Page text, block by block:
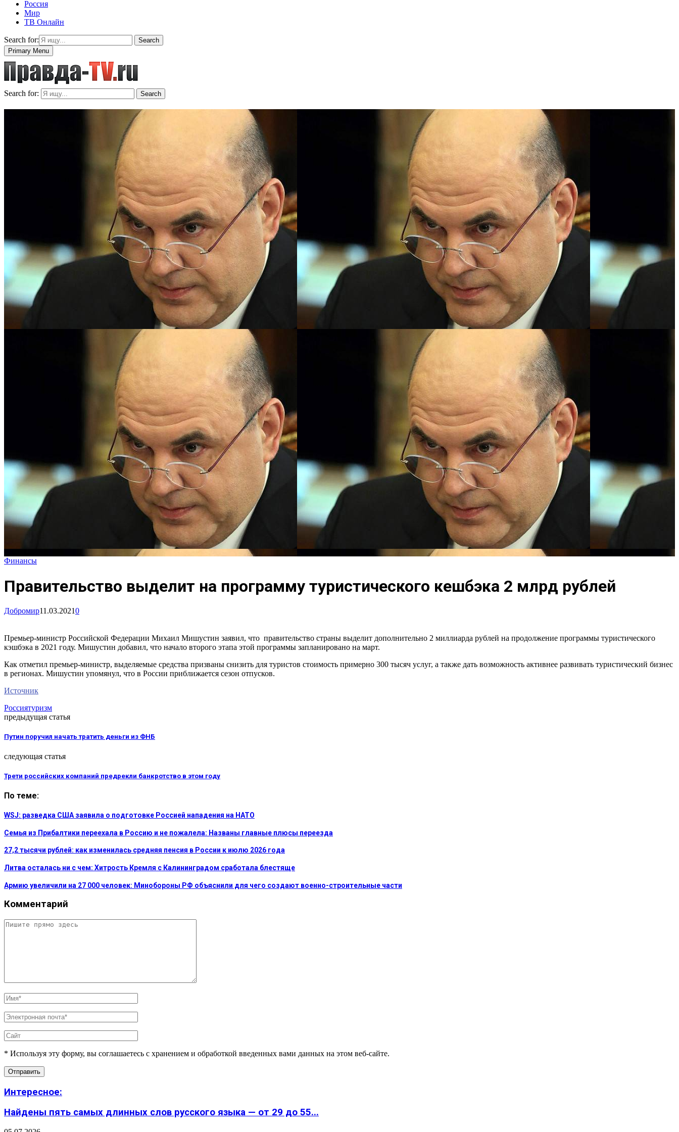
Россия
Мир
ТВ Онлайн
Search for:
Search
Primary Menu
Search for: Search
Финансы
Правительство выделит на программу туристического кешбэка 2 млрд рублей
Добромир11.03.20210
Премьер-министр Российской Федерации Михаил Мишустин заявил, что правительство страны выделит дополнительно 2 миллиарда рублей на продолжение программы туристического
кэшбэка в 2021 году. Мишустин добавил, что начало второго этапа этой программы запланировано на март.
Как отметил премьер-министр, выделяемые средства призваны снизить для туристов стоимость примерно 300 тысяч услуг, а также дать возможность активнее развивать туристический бизнес
в регионах. Мишустин упомянул, что в России приближается сезон отпусков.
Источник
Россиятуризм
предыдущая статья
Путин поручил начать тратить деньги из ФНБ
следующая статья
Трети российских компаний предрекли банкротство в этом году
По теме:
WSJ: разведка США заявила о подготовке Россией нападения на НАТО
Семья из Прибалтики переехала в Россию и не пожалела: Названы главные плюсы переезда
27,2 тысячи рублей: как изменилась средняя пенсия в России к июлю 2026 года
Литва осталась ни с чем: Хитрость Кремля с Калининградом сработала блестяще
Армию увеличили на 27 000 человек: Минобороны РФ объяснили для чего создают военно-строительные части
Комментарий
* Используя эту форму, вы соглашаетесь с хранением и обработкой введенных вами данных на этом веб-сайте.
Интересное:
Найдены пять самых длинных слов русского языка — от 29 до 55...